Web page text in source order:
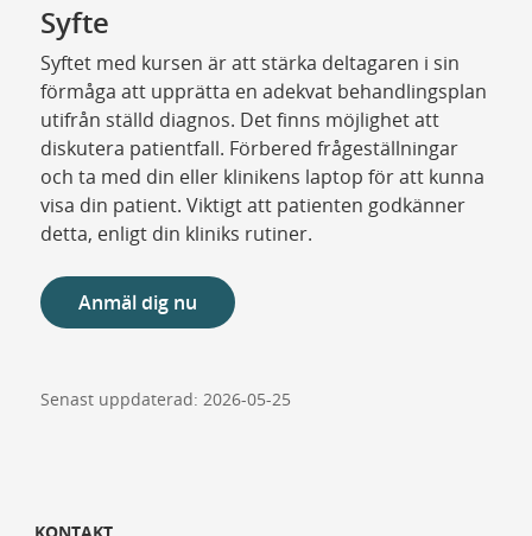
Syfte
Syftet med kursen är att stärka deltagaren i sin
förmåga att upprätta en adekvat behandlingsplan
utifrån ställd diagnos. Det finns möjlighet att
diskutera patientfall. Förbered frågeställningar
och ta med din eller klinikens laptop för att kunna
visa din patient. Viktigt att patienten godkänner
detta, enligt din kliniks rutiner.
Anmäl dig nu
Senast uppdaterad: 2026-05-25